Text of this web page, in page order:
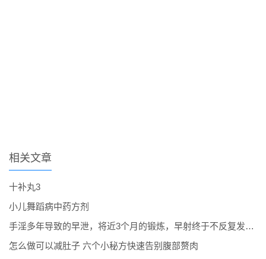
相关文章
十补丸3
小儿舞蹈病中药方剂
手淫多年导致的早泄，将近3个月的锻炼，早射终于不反复发作了。
怎么做可以减肚子 六个小秘方快速告别腹部赘肉